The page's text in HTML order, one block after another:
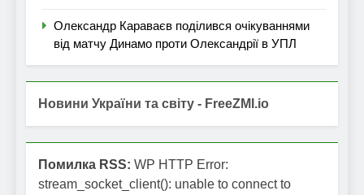
Олександр Караваєв поділився очікуваннями
від матчу Динамо проти Олександрії в УПЛ
Новини України та світу - FreeZMI.io
Помилка RSS: WP HTTP Error:
stream_socket_client(): unable to connect to